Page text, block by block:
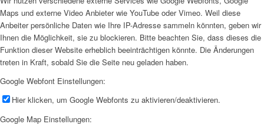
Maps und externe Video Anbieter wie YouTube oder Vimeo. Weil diese
Anbeiter persönliche Daten wie Ihre IP-Adresse sammeln könnten, geben wir
Ihnen die Möglichkeit, sie zu blockieren. Bitte beachten Sie, dass dieses die
Funktion dieser Website erheblich beeinträchtigen könnte. Die Änderungen
treten in Kraft, sobald Sie die Seite neu geladen haben.
Google Webfont Einstellungen:
Hier klicken, um Google Webfonts zu aktivieren/deaktivieren.
Google Map Einstellungen: